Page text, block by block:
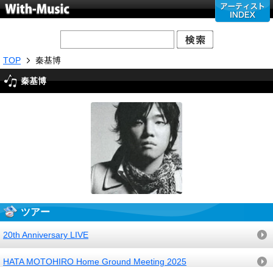
TOP 秦基博
秦基博
ツアー
20th Anniversary LIVE
HATA MOTOHIRO Home Ground Meeting 2025